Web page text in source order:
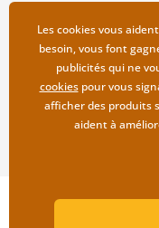
Modes de livraison et de
paiement
Retour des produits
Les cookies vous
besoin, vous font
publicités qui ne
cookiespour vous
afficher des produits
aident à